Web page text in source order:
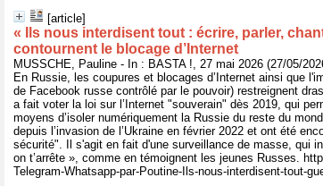
[article]
« Ils nous interdisent tout : écrire, parler,
contournent le blocage d’Internet
MUSSCHE, Pauline - In : BASTA !, 27 mai 2026 (27/05/
En Russie, les coupures et blocages d’Internet ainsi que
de Facebook russe contrôlé par le pouvoir) restreignent
a fait voter la loi sur l’Internet "souverain" dès 2019, qui
moyens d’isoler numériquement la Russie du reste du
depuis l’invasion de l’Ukraine en février 2022 et ont été
sécurité". Il s'agit en fait d'une surveillance de masse, qui
on t’arrête », comme en témoignent les jeunes Russes.
Telegram-Whatsapp-par-Poutine-Ils-nous-interdisent-tout-